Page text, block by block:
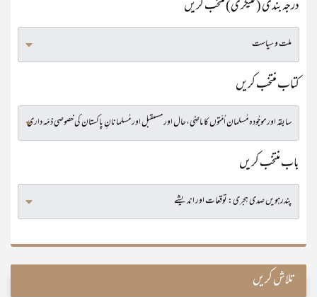
درجہ بندی (کٹیگری) منتخب کریں
کتاب منتخب کریں
باب منتخب کریں
تلاش کریں